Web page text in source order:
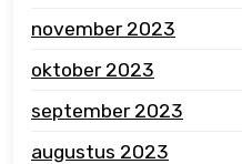
november 2023
oktober 2023
september 2023
augustus 2023